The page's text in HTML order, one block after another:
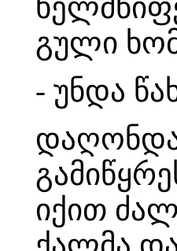
გული
- უნდა
დაღონდა
იქით